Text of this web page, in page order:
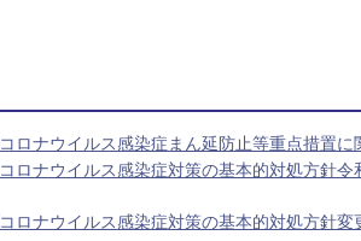
コロナウイルス感染症まん延防止等重点措置
コロナウイルス感染症対策の基本的対処方針
コロナウイルス感染症対策の基本的対処方針